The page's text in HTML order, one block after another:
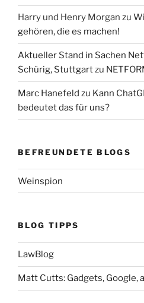
Harry und Henry Morgan zu
gehören, die es machen!
Aktueller Stand in Sachen
Schürig, Stuttgartzu
Marc Hanefeld zu Kann
bedeutet das für uns?
BEFREUNDETE BLOGS
Weinspion
BLOG TIPPS
LawBlog
Matt Cutts: Gadgets, Google,